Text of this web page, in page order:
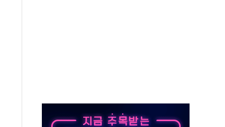
주의보…10일까지 최대 3.5m 높은 물결
망 23명…정부, 비상대응기구 가동
시간당 50mm 이상 폭우…호우경보 발효